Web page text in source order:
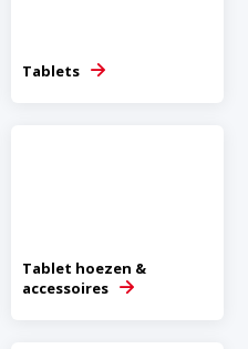
Tablets
Tablet hoezen &
accessoires